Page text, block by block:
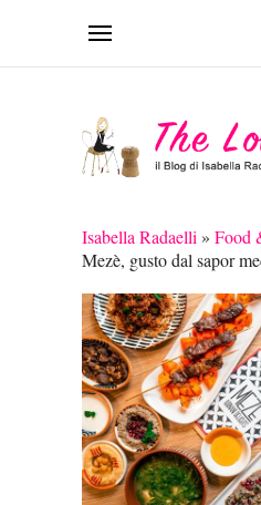
Isabella Radaelli » Food
Mezè, gusto dal sapor